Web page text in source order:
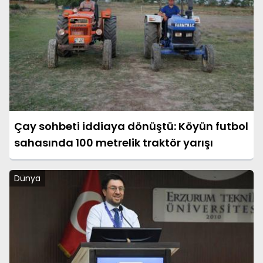
Çay sohbeti iddiaya dönüştü: Köyün futbol
sahasında 100 metrelik traktör yarışı
Dünya